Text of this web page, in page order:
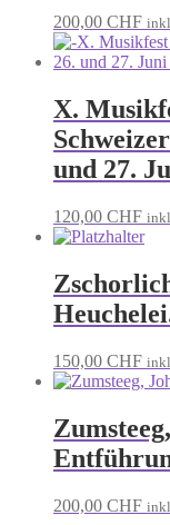
200,00 CHF
X.
und 27.
120,00 CHF
150,00 CHF
200,00 CHF